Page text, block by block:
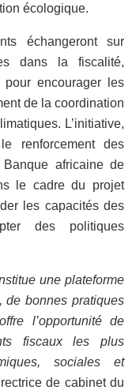
écologique.
échangeront sur
dans la fiscalité,
pour encourager les
de la coordination
L’initiative,
renforcement des
africaine de
le cadre du projet
les capacités des
des politiques
une plateforme
de bonnes pratiques
l’opportunité de
fiscaux les plus
sociales et
de cabinet du